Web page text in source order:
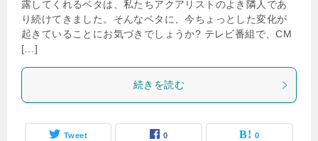
露してくれるベタは、私たちアクアリストのよき隣人であ
り続けてきました。そんなベタに、今ちょっとした変化が
起きていることにお気づきでしょうか? テレビ番組で、CM
[…]
続きを読む
Tweet 0 0